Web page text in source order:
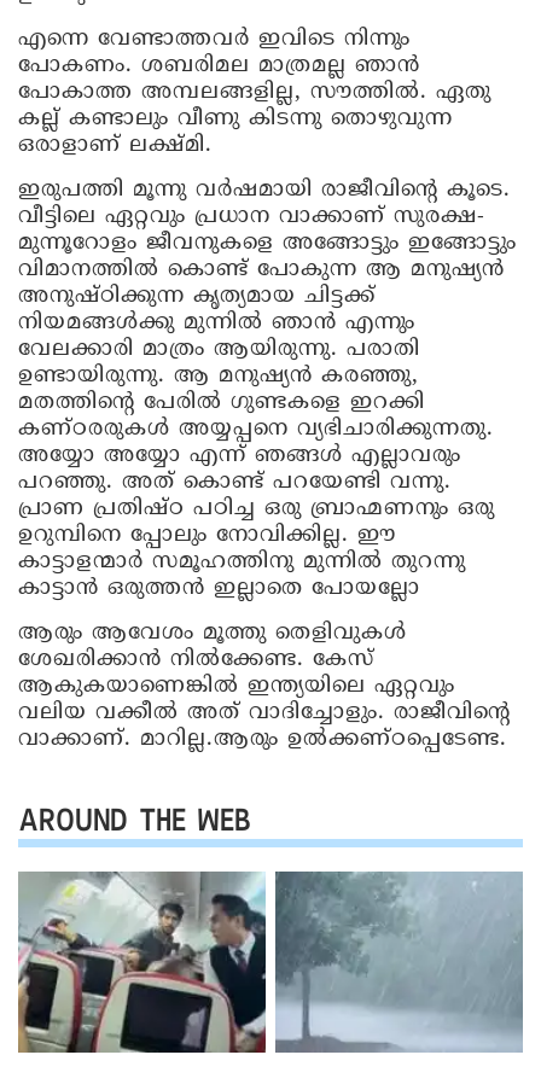
എന്നെ വേണ്ടാത്തവര്‍ ഇവിടെ നിന്നും
പോകണം. ശബരിമല മാത്രമല്ല ഞാന്‍
പോകാത്ത അമ്പലങ്ങളില്ല, സൗത്തില്‍. ഏതു
കല്ല് കണ്ടാലും വീണു കിടന്നു തൊഴുവുന്ന
ഒരാളാണ് ലക്ഷ്മി.
ഇരുപത്തി മൂന്നു വര്‍ഷമായി രാജീവിന്റെ കൂടെ.
വീട്ടിലെ ഏറ്റവും പ്രധാന വാക്കാണ് സുരക്ഷ-
മുന്നൂറോളം ജീവനുകളെ അങ്ങോട്ടും ഇങ്ങോട്ടും
വിമാനത്തില്‍ കൊണ്ട് പോകുന്ന ആ മനുഷ്യന്‍
അനുഷ്ഠിക്കുന്ന കൃത്യമായ ചിട്ടക്ക്
നിയമങ്ങള്‍ക്കു മുന്നില്‍ ഞാന്‍ എന്നും
വേലക്കാരി മാത്രം ആയിരുന്നു. പരാതി
ഉണ്ടായിരുന്നു. ആ മനുഷ്യന്‍ കരഞ്ഞു,
മതത്തിന്റെ പേരില്‍ ഗുണ്ടകളെ ഇറക്കി
കണ്ഠരരുകള്‍ അയ്യപ്പനെ വ്യഭിചാരിക്കുന്നതു.
അയ്യോ അയ്യോ എന്ന് ഞങ്ങള്‍ എല്ലാവരും
പറഞ്ഞു. അത് കൊണ്ട് പറയേണ്ടി വന്നു.
പ്രാണ പ്രതിഷ്ഠ പഠിച്ച ഒരു ബ്രാഹ്മണനും ഒരു
ഉറുമ്പിനെ പ്പോലും നോവിക്കില്ല. ഈ
കാട്ടാളന്മാര്‍ സമൂഹത്തിനു മുന്നില്‍ തുറന്നു
കാട്ടാന്‍ ഒരുത്തന്‍ ഇല്ലാതെ പോയല്ലോ
ആരും ആവേശം മൂത്തു തെളിവുകള്‍
ശേഖരിക്കാന്‍ നില്‍ക്കേണ്ട. കേസ്
ആകുകയാണെങ്കില്‍ ഇന്ത്യയിലെ ഏറ്റവും
വലിയ വക്കീല്‍ അത് വാദിച്ചോളും. രാജീവിന്റെ
വാക്കാണ്. മാറില്ല.ആരും ഉല്‍ക്കണ്ഠപ്പെടേണ്ട.
AROUND THE WEB